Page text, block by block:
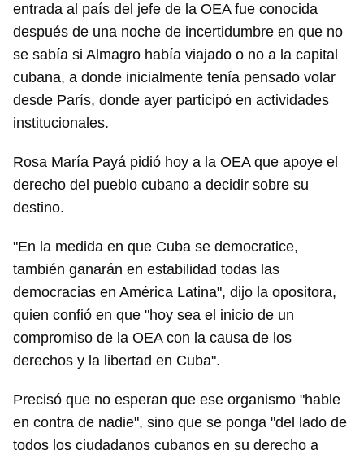
INICIAR SESIÓN
entrada al país del jefe de la OEA fue conocida
después de una noche de incertidumbre en que no
se sabía si Almagro había viajado o no a la capital
cubana, a donde inicialmente tenía pensado volar
desde París, donde ayer participó en actividades
institucionales.
Rosa María Payá pidió hoy a la OEA que apoye el
derecho del pueblo cubano a decidir sobre su
destino.
"En la medida en que Cuba se democratice,
también ganarán en estabilidad todas las
democracias en América Latina", dijo la opositora,
quien confió en que "hoy sea el inicio de un
compromiso de la OEA con la causa de los
derechos y la libertad en Cuba".
Precisó que no esperan que ese organismo "hable
en contra de nadie", sino que se ponga "del lado de
todos los ciudadanos cubanos en su derecho a